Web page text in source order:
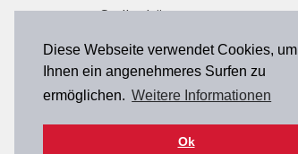
Diese Webseite verwendet Cookies, um
Ihnen ein angenehmeres Surfen zu
ermöglichen. Weitere Informationen
Ok
Stellenbörse
Weiterbildung
Kontakt